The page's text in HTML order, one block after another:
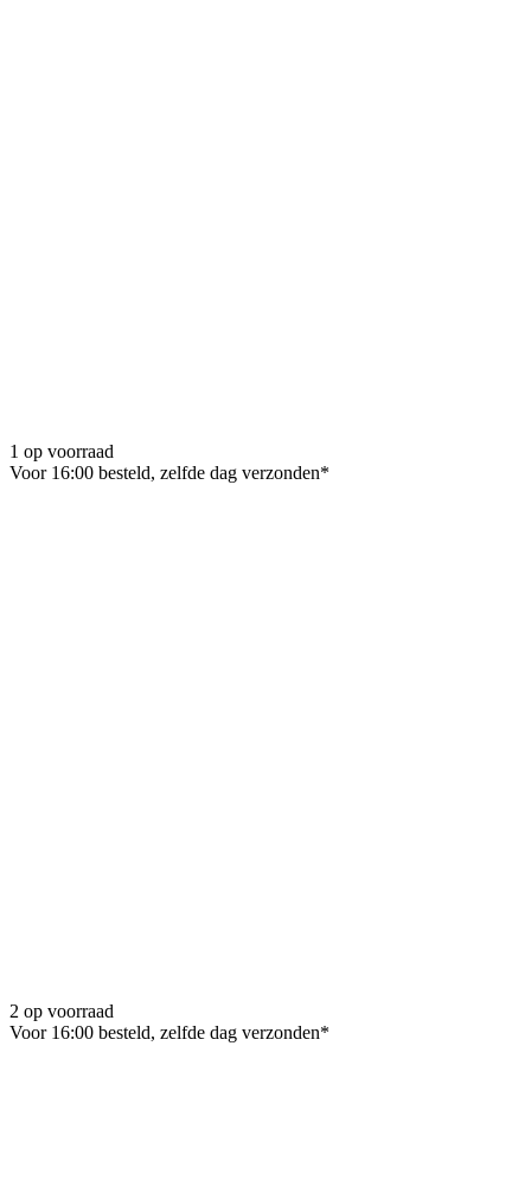
1 op voorraad
Voor 16:00 besteld, zelfde dag verzonden*
2 op voorraad
Voor 16:00 besteld, zelfde dag verzonden*